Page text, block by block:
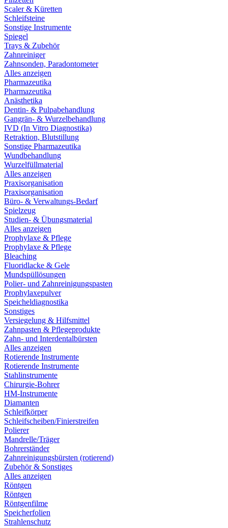
Scaler & Küretten
Schleifsteine
Sonstige Instrumente
Spiegel
Trays & Zubehör
Zahnreiniger
Zahnsonden, Paradontometer
Alles anzeigen
Pharmazeutika
Pharmazeutika
Anästhetika
Dentin- & Pulpabehandlung
Gangrän- & Wurzelbehandlung
IVD (In Vitro Diagnostika)
Retraktion, Blutstillung
Sonstige Pharmazeutika
Wundbehandlung
Wurzelfüllmaterial
Alles anzeigen
Praxisorganisation
Praxisorganisation
Büro- & Verwaltungs-Bedarf
Spielzeug
Studien- & Übungsmaterial
Alles anzeigen
Prophylaxe & Pflege
Prophylaxe & Pflege
Bleaching
Fluoridlacke & Gele
Mundspüllösungen
Polier- und Zahnreinigungspasten
Prophylaxepulver
Speicheldiagnostika
Sonstiges
Versiegelung & Hilfsmittel
Zahnpasten & Pflegeprodukte
Zahn- und Interdentalbürsten
Alles anzeigen
Rotierende Instrumente
Rotierende Instrumente
Stahlinstrumente
Chirurgie-Bohrer
HM-Instrumente
Diamanten
Schleifkörper
Schleifscheiben/Finierstreifen
Polierer
Mandrelle/Träger
Bohrerständer
Zahnreinigungsbürsten (rotierend)
Zubehör & Sonstiges
Alles anzeigen
Röntgen
Röntgen
Röntgenfilme
Speicherfolien
Strahlenschutz